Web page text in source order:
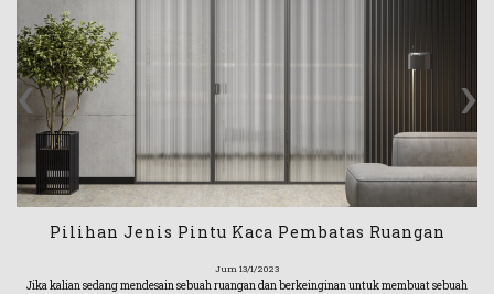
Pilihan Jenis Pintu Kaca Pembatas Ruangan
Jum 13/1/2023
Jika kalian sedang mendesain sebuah ruangan dan berkeinginan untuk membuat sebuah
‹ ›